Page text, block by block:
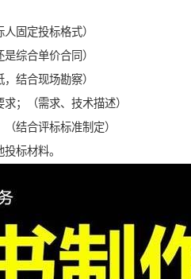
固定投标格式）
综合单价合同）
结合现场勘察）
；（需求、技术描述）
结合评标标准制定）
标材料。